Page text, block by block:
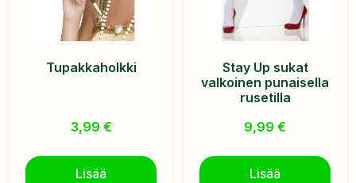
Tupakkaholkki
3,99 €
Lisää
Stay Up sukat
valkoinen punaisella
rusetilla
9,99 €
Lisää